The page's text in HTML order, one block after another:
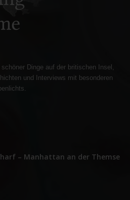
Dinge auf der britischen Insel,
und Interviews mit besonderen
– Manhattan an der Themse